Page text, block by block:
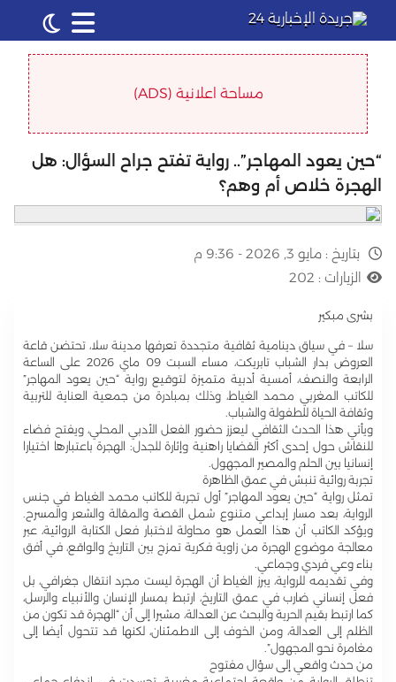
مساحة اعلانية (ADS)
“حين يعود المهاجر”.. رواية تفتح جراح السؤال: هل
الهجرة خلاص أم وهم؟
بتاريخ : مايو 3, 2026 - 9:36 م
الزيارات : 202
بشرى مبكير
سلا – في سياق دينامية ثقافية متجددة تعرفها مدينة سلا، تحتضن قاعة
العروض بدار الشباب تابريكت، مساء السبت 09 ماي 2026 على الساعة
الرابعة والنصف، أمسية أدبية متميزة لتوقيع رواية “حين يعود المهاجر”
للكاتب المغربي محمد الغياط، وذلك بمبادرة من جمعية العناية للتربية
وثقافة الحياة للطفولة والشباب.
ويأتي هذا الحدث الثقافي ليعزز حضور الفعل الأدبي المحلي، ويفتح فضاء
للنقاش حول إحدى أكثر القضايا راهنية وإثارة للجدل: الهجرة باعتبارها اختيارا
إنسانيا بين الحلم والمصير المجهول.
تجربة روائية تنبش في عمق الظاهرة
تمثل رواية “حين يعود المهاجر” أول تجربة للكاتب محمد الغياط في جنس
الرواية، بعد مسار إبداعي متنوع شمل القصة والمقالة والشعر والمسرح.
ويؤكد الكاتب أن هذا العمل هو محاولة لاختبار فعل الكتابة الروائية، عبر
معالجة موضوع الهجرة من زاوية فكرية تمزج بين التاريخ والواقع، في أفق
بناء وعي فردي وجماعي.
وفي تقديمه للرواية، يبرز الغياط أن الهجرة ليست مجرد انتقال جغرافي، بل
فعل إنساني ضارب في عمق التاريخ، ارتبط بمسار الإنسان والأنبياء والرسل،
كما ارتبط بقيم الحرية والبحث عن العدالة، مشيرا إلى أن “الهجرة قد تكون من
الظلم إلى العدالة، ومن الخوف إلى الاطمئنان، لكنها قد تتحول أيضا إلى
مغامرة نحو المجهول”.
من حدث واقعي إلى سؤال مفتوح